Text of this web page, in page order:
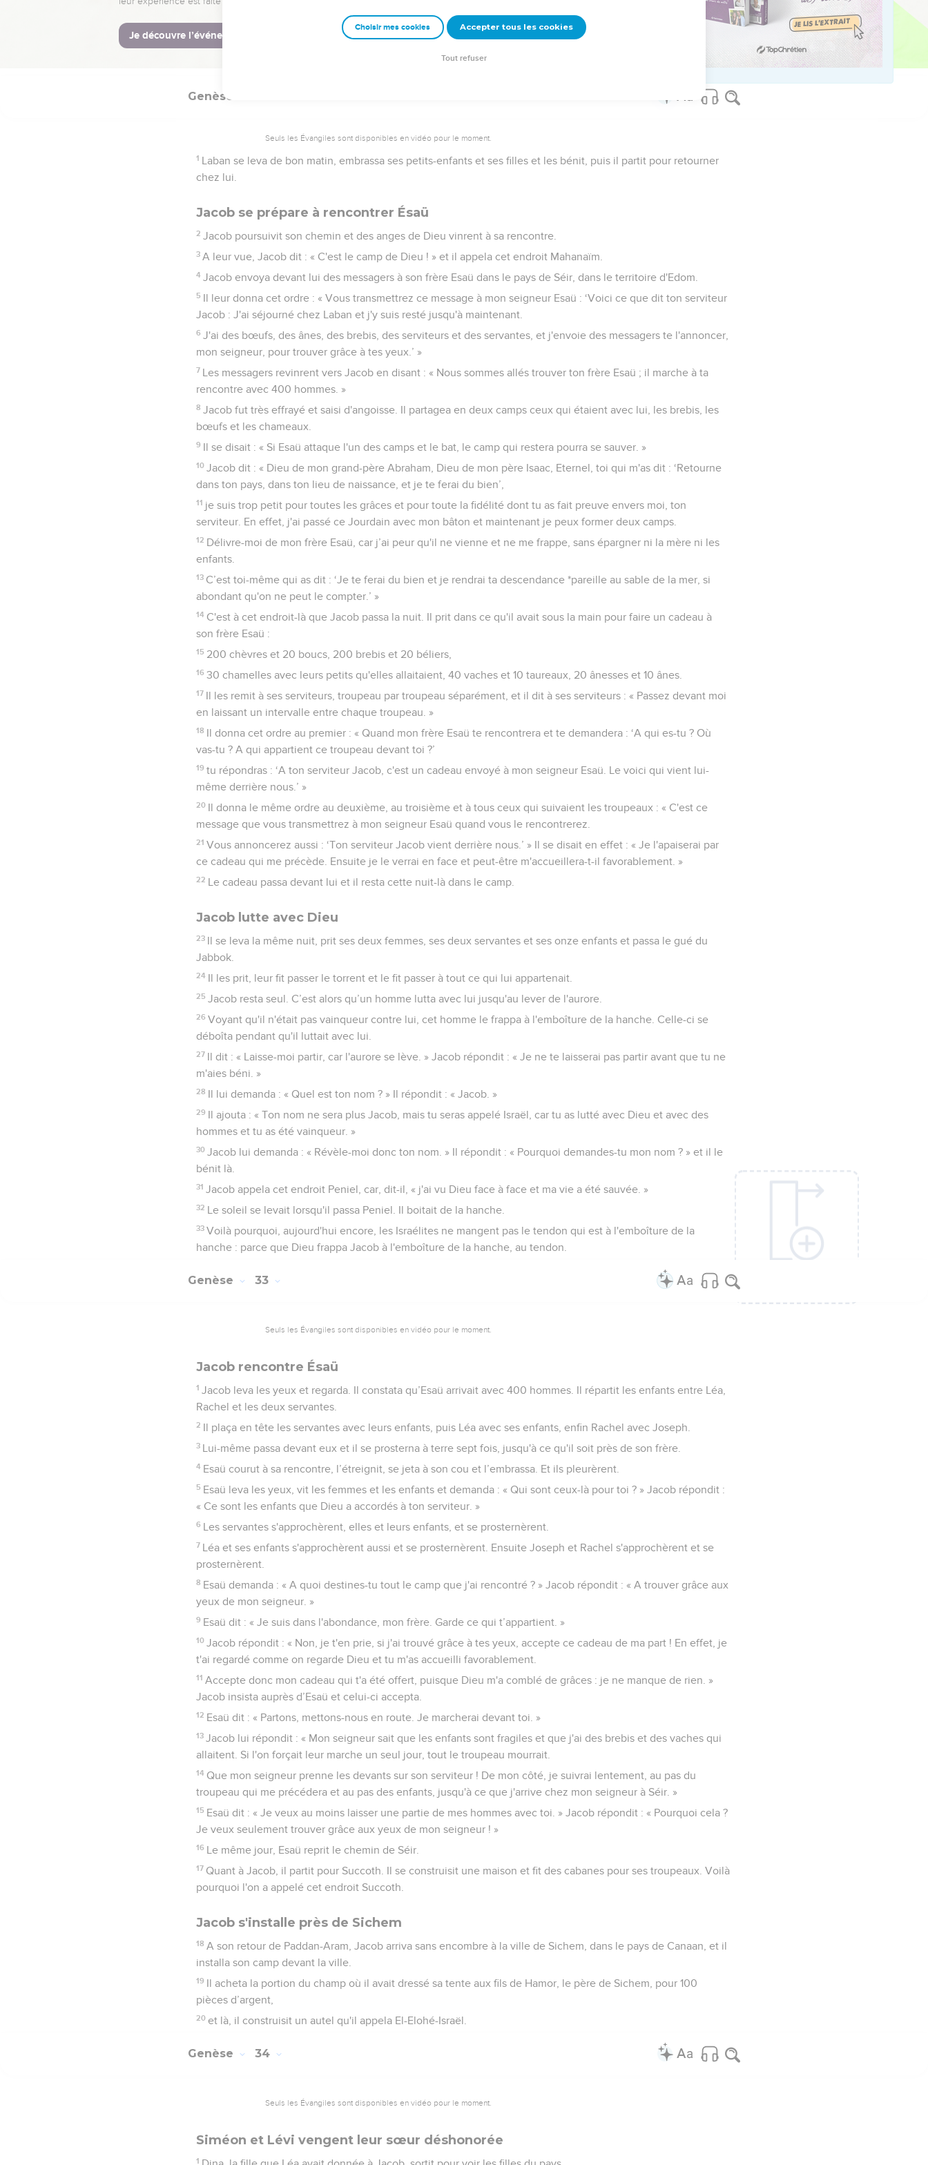
nous ! » Jacob prêta serment au nom de celui que craignait son père Isaac.
54 Jacob offrit un sacrifice sur la montagne et invita les membres de sa parenté à manger. Ils mangèrent donc
et passèrent la nuit sur la montagne.
Genèse
Seuls les Évangiles sont disponibles en vidéo pour le moment.
1 Laban se leva de bon matin, embrassa ses petits-enfants et ses filles et les bénit, puis il partit pour retourner
chez lui.
Jacob se prépare à rencontrer Ésaü
2 Jacob poursuivit son chemin et des anges de Dieu vinrent à sa rencontre.
3 A leur vue, Jacob dit : « C'est le camp de Dieu ! » et il appela cet endroit Mahanaïm.
4 Jacob envoya devant lui des messagers à son frère Esaü dans le pays de Séir, dans le territoire d'Edom.
5 Il leur donna cet ordre : « Vous transmettrez ce message à mon seigneur Esaü : ‘Voici ce que dit ton serviteur
Jacob : J'ai séjourné chez Laban et j'y suis resté jusqu'à maintenant.
6 J'ai des bœufs, des ânes, des brebis, des serviteurs et des servantes, et j'envoie des messagers te l'annoncer,
mon seigneur, pour trouver grâce à tes yeux.’ »
7 Les messagers revinrent vers Jacob en disant : « Nous sommes allés trouver ton frère Esaü ; il marche à ta
rencontre avec 400 hommes. »
8 Jacob fut très effrayé et saisi d'angoisse. Il partagea en deux camps ceux qui étaient avec lui, les brebis, les
bœufs et les chameaux.
9 Il se disait : « Si Esaü attaque l'un des camps et le bat, le camp qui restera pourra se sauver. »
10 Jacob dit : « Dieu de mon grand-père Abraham, Dieu de mon père Isaac, Eternel, toi qui m'as dit : ‘Retourne
dans ton pays, dans ton lieu de naissance, et je te ferai du bien’,
11 je suis trop petit pour toutes les grâces et pour toute la fidélité dont tu as fait preuve envers moi, ton
serviteur. En effet, j'ai passé ce Jourdain avec mon bâton et maintenant je peux former deux camps.
12 Délivre-moi de mon frère Esaü, car j’ai peur qu'il ne vienne et ne me frappe, sans épargner ni la mère ni les
enfants.
13 C’est toi-même qui as dit : ‘Je te ferai du bien et je rendrai ta descendance *pareille au sable de la mer, si
abondant qu'on ne peut le compter.’ »
14 C'est à cet endroit-là que Jacob passa la nuit. Il prit dans ce qu'il avait sous la main pour faire un cadeau à
son frère Esaü :
15 200 chèvres et 20 boucs, 200 brebis et 20 béliers,
16 30 chamelles avec leurs petits qu'elles allaitaient, 40 vaches et 10 taureaux, 20 ânesses et 10 ânes.
17 Il les remit à ses serviteurs, troupeau par troupeau séparément, et il dit à ses serviteurs : « Passez devant moi
en laissant un intervalle entre chaque troupeau. »
18 Il donna cet ordre au premier : « Quand mon frère Esaü te rencontrera et te demandera : ‘A qui es-tu ? Où
vas-tu ? A qui appartient ce troupeau devant toi ?’
19 tu répondras : ‘A ton serviteur Jacob, c'est un cadeau envoyé à mon seigneur Esaü. Le voici qui vient lui-
même derrière nous.’ »
20 Il donna le même ordre au deuxième, au troisième et à tous ceux qui suivaient les troupeaux : « C'est ce
message que vous transmettrez à mon seigneur Esaü quand vous le rencontrerez.
21 Vous annoncerez aussi : ‘Ton serviteur Jacob vient derrière nous.’ » Il se disait en effet : « Je l'apaiserai par
ce cadeau qui me précède. Ensuite je le verrai en face et peut-être m'accueillera-t-il favorablement. »
22 Le cadeau passa devant lui et il resta cette nuit-là dans le camp.
Jacob lutte avec Dieu
23 Il se leva la même nuit, prit ses deux femmes, ses deux servantes et ses onze enfants et passa le gué du
Jabbok.
24 Il les prit, leur fit passer le torrent et le fit passer à tout ce qui lui appartenait.
25 Jacob resta seul. C’est alors qu’un homme lutta avec lui jusqu'au lever de l'aurore.
26 Voyant qu'il n'était pas vainqueur contre lui, cet homme le frappa à l'emboîture de la hanche. Celle-ci se
déboîta pendant qu'il luttait avec lui.
27 Il dit : « Laisse-moi partir, car l'aurore se lève. » Jacob répondit : « Je ne te laisserai pas partir avant que tu ne
m'aies béni. »
28 Il lui demanda : « Quel est ton nom ? » Il répondit : « Jacob. »
29 Il ajouta : « Ton nom ne sera plus Jacob, mais tu seras appelé Israël, car tu as lutté avec Dieu et avec des
hommes et tu as été vainqueur. »
30 Jacob lui demanda : « Révèle-moi donc ton nom. » Il répondit : « Pourquoi demandes-tu mon nom ? » et il le
bénit là.
31 Jacob appela cet endroit Peniel, car, dit-il, « j'ai vu Dieu face à face et ma vie a été sauvée. »
32 Le soleil se levait lorsqu'il passa Peniel. Il boitait de la hanche.
33 Voilà pourquoi, aujourd'hui encore, les Israélites ne mangent pas le tendon qui est à l'emboîture de la
hanche : parce que Dieu frappa Jacob à l'emboîture de la hanche, au tendon.
Genèse 33
Seuls les Évangiles sont disponibles en vidéo pour le moment.
Jacob rencontre Ésaü
1 Jacob leva les yeux et regarda. Il constata qu’Esaü arrivait avec 400 hommes. Il répartit les enfants entre Léa,
Rachel et les deux servantes.
2 Il plaça en tête les servantes avec leurs enfants, puis Léa avec ses enfants, enfin Rachel avec Joseph.
3 Lui-même passa devant eux et il se prosterna à terre sept fois, jusqu'à ce qu'il soit près de son frère.
4 Esaü courut à sa rencontre, l’étreignit, se jeta à son cou et l’embrassa. Et ils pleurèrent.
5 Esaü leva les yeux, vit les femmes et les enfants et demanda : « Qui sont ceux-là pour toi ? » Jacob répondit :
« Ce sont les enfants que Dieu a accordés à ton serviteur. »
6 Les servantes s'approchèrent, elles et leurs enfants, et se prosternèrent.
7 Léa et ses enfants s'approchèrent aussi et se prosternèrent. Ensuite Joseph et Rachel s'approchèrent et se
prosternèrent.
8 Esaü demanda : « A quoi destines-tu tout le camp que j'ai rencontré ? » Jacob répondit : « A trouver grâce aux
yeux de mon seigneur. »
9 Esaü dit : « Je suis dans l'abondance, mon frère. Garde ce qui t’appartient. »
10 Jacob répondit : « Non, je t'en prie, si j'ai trouvé grâce à tes yeux, accepte ce cadeau de ma part ! En effet, je
t'ai regardé comme on regarde Dieu et tu m'as accueilli favorablement.
11 Accepte donc mon cadeau qui t'a été offert, puisque Dieu m'a comblé de grâces : je ne manque de rien. »
Jacob insista auprès d’Esaü et celui-ci accepta.
12 Esaü dit : « Partons, mettons-nous en route. Je marcherai devant toi. »
13 Jacob lui répondit : « Mon seigneur sait que les enfants sont fragiles et que j'ai des brebis et des vaches qui
allaitent. Si l'on forçait leur marche un seul jour, tout le troupeau mourrait.
14 Que mon seigneur prenne les devants sur son serviteur ! De mon côté, je suivrai lentement, au pas du
troupeau qui me précédera et au pas des enfants, jusqu'à ce que j'arrive chez mon seigneur à Séir. »
15 Esaü dit : « Je veux au moins laisser une partie de mes hommes avec toi. » Jacob répondit : « Pourquoi cela ?
Je veux seulement trouver grâce aux yeux de mon seigneur ! »
16 Le même jour, Esaü reprit le chemin de Séir.
17 Quant à Jacob, il partit pour Succoth. Il se construisit une maison et fit des cabanes pour ses troupeaux. Voilà
pourquoi l'on a appelé cet endroit Succoth.
Jacob s'installe près de Sichem
18 A son retour de Paddan-Aram, Jacob arriva sans encombre à la ville de Sichem, dans le pays de Canaan, et il
installa son camp devant la ville.
19 Il acheta la portion du champ où il avait dressé sa tente aux fils de Hamor, le père de Sichem, pour 100
pièces d’argent,
20 et là, il construisit un autel qu'il appela El-Elohé-Israël.
Genèse 34
Seuls les Évangiles sont disponibles en vidéo pour le moment.
Siméon et Lévi vengent leur sœur déshonorée
1
Choisir mes cookies Accepter tous les cookies
Tout refuser